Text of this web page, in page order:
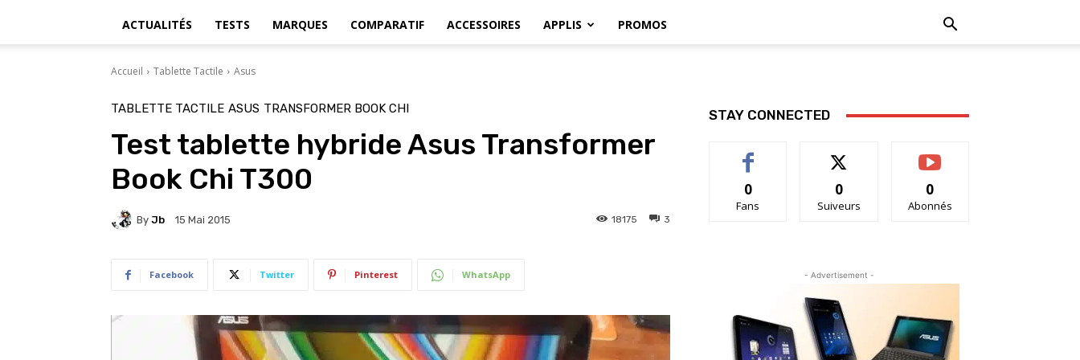
ACTUALITÉS TESTS MARQUES COMPARATIF ACCESSOIRES APPLIS PROMOS
Accueil Tablette Tactile Asus
TABLETTE TACTILE ASUS TRANSFORMER BOOK CHI
Test tablette hybride Asus Transformer
Book Chi T300
By Jb 15 Mai 2015 3
18175
Facebook Twitter Pinterest WhatsApp
STAY CONNECTED
0
Fans
0
Suiveurs
0
Abonnés
- Advertisement -